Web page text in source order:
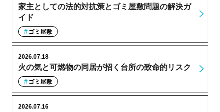
家主としての法的対抗策とゴミ屋敷問題の解決ガ
イド
ゴミ屋敷
火の気と可燃物の同居が招く台所の致命的リスク
2026.07.18
ゴミ屋敷
2026.07.16